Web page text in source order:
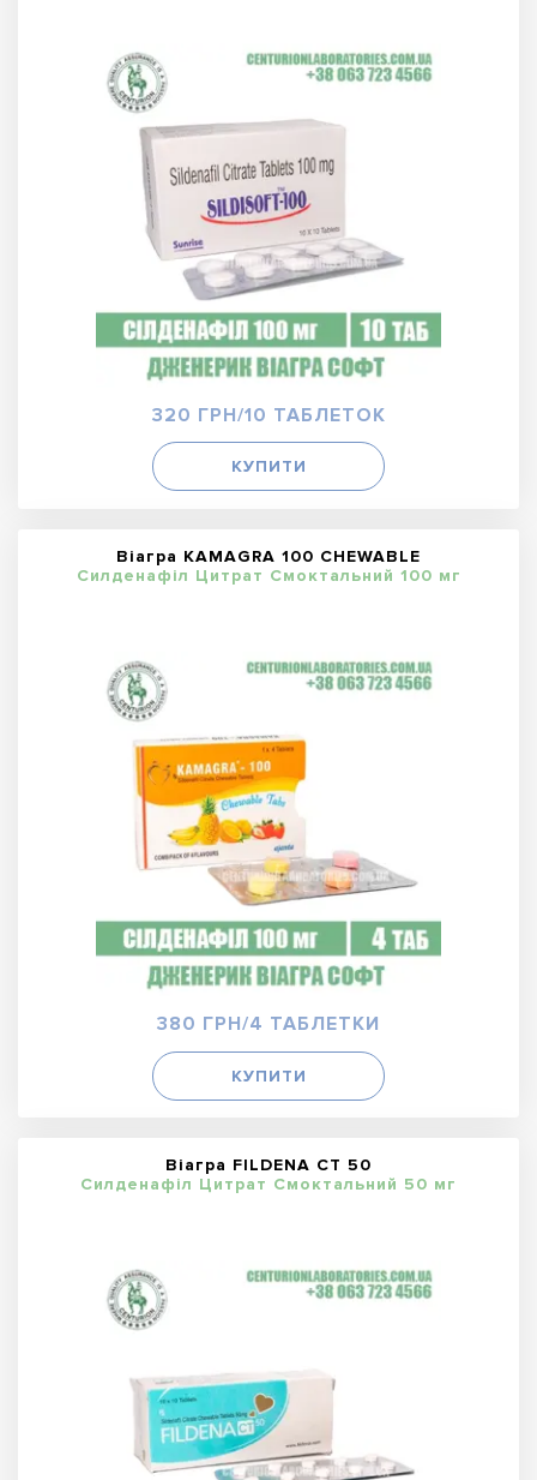
320 ГРН/10 ТАБЛЕТОК
КУПИТИ
Віагра KAMAGRA 100 CHEWABLE
Силденафіл Цитрат Смоктальний 100 мг
380 ГРН/4 ТАБЛЕТКИ
КУПИТИ
Віагра FILDENA CT 50
Силденафіл Цитрат Смоктальний 50 мг